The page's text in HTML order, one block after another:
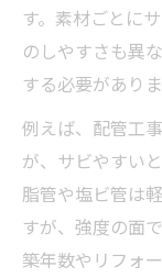
す。素材ごとに
のしやすさも異
する必要がありま
例えば、配管工
が、サビやすい
脂管や塩ビ管は
すが、強度の面
築年数やリフォ